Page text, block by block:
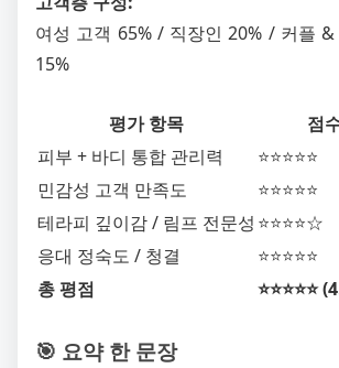
여성 고객 65% / 직장인 20% / 커플
15%
평가 항목
점
피부 + 바디 통합 관리력
⭐⭐⭐⭐⭐
민감성 고객 만족도
⭐⭐⭐⭐⭐
테라피 깊이감 / 림프 전문성 ⭐⭐⭐⭐☆
응대 정숙도 / 청결
⭐⭐⭐⭐⭐
총 평점
⭐⭐⭐⭐⭐
🎯 요약 한 문장